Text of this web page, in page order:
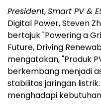
President,Smart PV &
Digital Power, Steven
bertajuk "Powering a
Future, Driving
mengatakan, "Produk
berkembang menjadi
stabilitas jaringan
menghadapi